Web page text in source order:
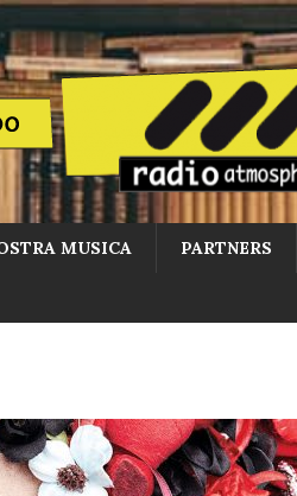
MUSICA PARTNERS